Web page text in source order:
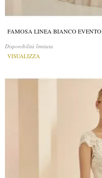
FAMOSA LINEA BIANCO EVENTO
Disponibilità limitata
VISUALIZZA